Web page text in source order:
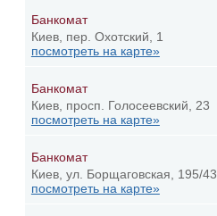
Банкомат
Киев, пер. Охотский, 1
посмотреть на карте»
Банкомат
Киев, просп. Голосеевский, 23
посмотреть на карте»
Банкомат
Киев, ул. Борщаговская, 195/43
посмотреть на карте»